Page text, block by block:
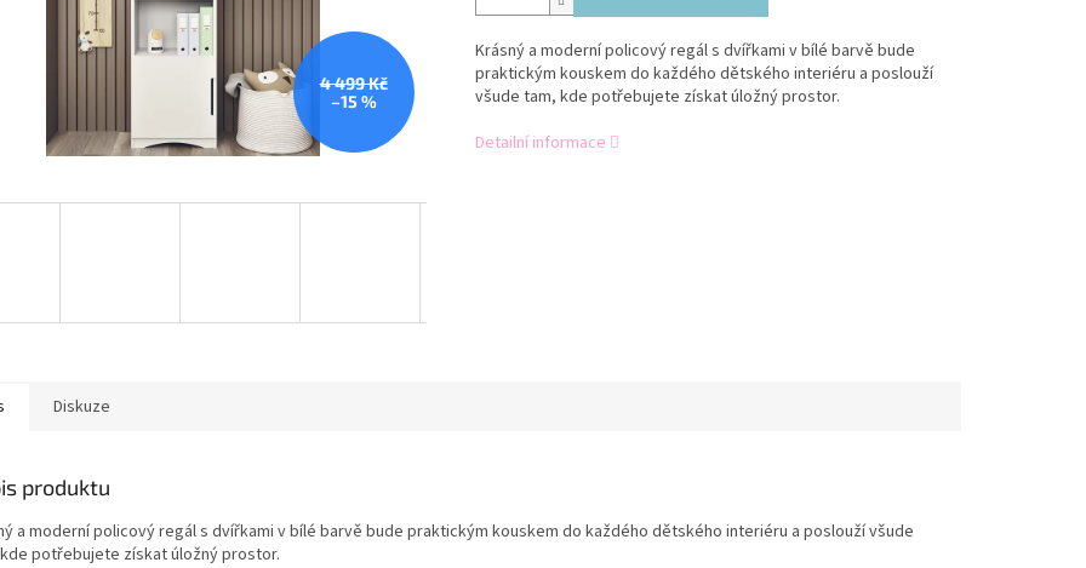
4 499 Kč
–15 %
Krásný a moderní policový regál s dvířkami v bílé barvě bude
praktickým kouskem do každého dětského interiéru a poslouží
všude tam, kde potřebujete získat úložný prostor.
Detailní informace
Diskuze
produktu
a moderní policový regál s dvířkami v bílé barvě bude praktickým kouskem do každého dětského interiéru a poslouží všude
potřebujete získat úložný prostor.